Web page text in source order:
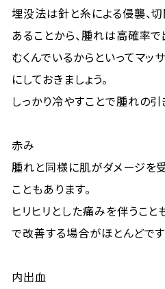
埋没法は針と糸による侵襲、
あることから、腫れは高確率で
むくんでいるからといってマッ
にしておきましょう。
しっかり冷やすことで腫れの引
赤み
腫れと同様に肌がダメージを
こともあります。
ヒリヒリとした痛みを伴うこと
で改善する場合がほとんどです
内出血